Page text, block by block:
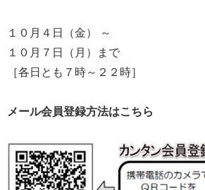
１０月４日（金） ～
１０月７日（月）まで
［各日とも７時～２２時］
メール会員登録方法はこちら